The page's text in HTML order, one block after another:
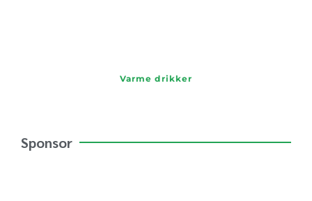
Varme drikker
Sponsor